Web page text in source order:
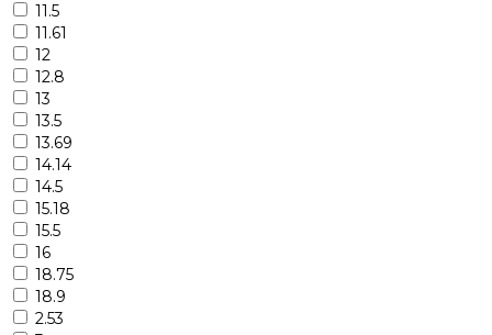
11.5
11.61
12
12.8
13
13.5
13.69
14.14
14.5
15.18
15.5
16
18.75
18.9
2.53